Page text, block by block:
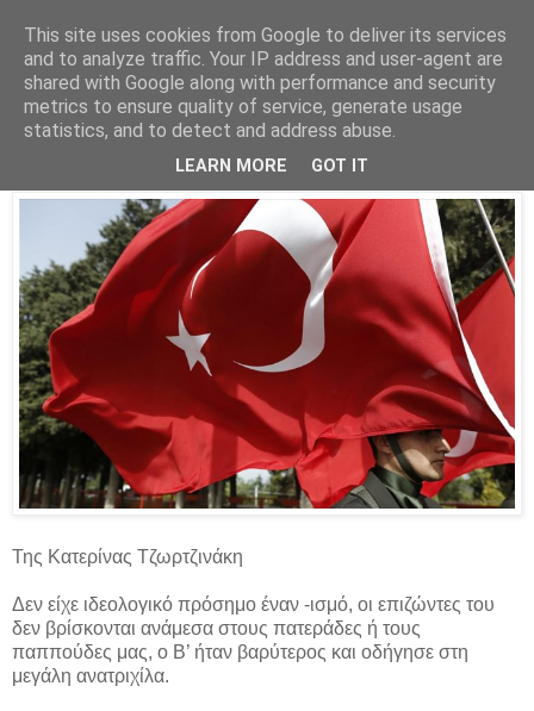
Parakato.gr
O Α' Παγκόσμιος δεν έχει λήξει
Της Κατερίνας Τζωρτζινάκη
Δεν είχε ιδεολογικό πρόσημο έναν -ισμό, οι επιζώντες του
δεν βρίσκονται ανάμεσα στους πατεράδες ή τους
παππούδες μας, ο Β’ ήταν βαρύτερος και οδήγησε στη
μεγάλη ανατριχίλα.
This site uses cookies from Google to deliver its services
and to analyze traffic. Your IP address and user-agent are
shared with Google along with performance and security
metrics to ensure quality of service, generate usage
statistics, and to detect and address abuse.
LEARN MORE GOT IT